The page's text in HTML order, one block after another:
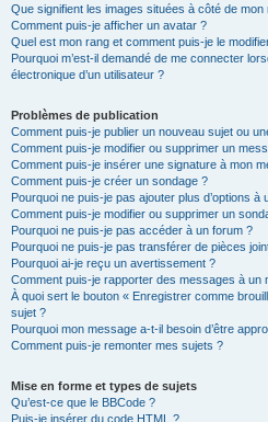
Que signifient les images situées à côté de mon
Comment puis-je afficher un avatar ?
Quel est mon rang et comment puis-je le
Pourquoi m’est-il demandé de me connecter
électronique d’un utilisateur ?
Problèmes de publication
Comment puis-je publier un nouveau sujet ou
Comment puis-je modifier ou supprimer un
Comment puis-je insérer une signature à mon
Comment puis-je créer un sondage ?
Pourquoi ne puis-je pas ajouter plus d’options à
Comment puis-je modifier ou supprimer un
Pourquoi ne puis-je pas accéder à un forum ?
Pourquoi ne puis-je pas transférer de pièces
Pourquoi ai-je reçu un avertissement ?
Comment puis-je rapporter des messages à un
À quoi sert le bouton « Enregistrer comme
sujet ?
Pourquoi mon message a-t-il besoin d’être
Comment puis-je remonter mes sujets ?
Mise en forme et types de sujets
Qu’est-ce que le BBCode ?
Puis-je insérer du code HTML ?